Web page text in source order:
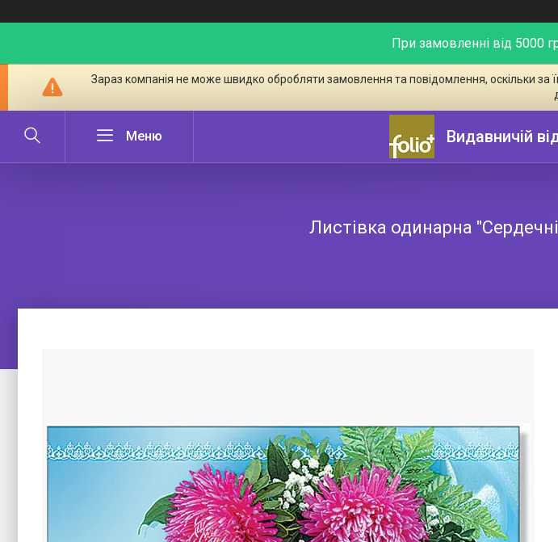
При замовленні від 5000
Зараз компанія не може швидко обробляти замовлення та повідомлення, оскільки
Видавничій
Листівка одинарна